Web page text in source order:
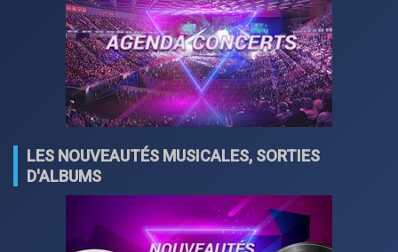
LES NOUVEAUTÉS MUSICALES, SORTIES
D'ALBUMS